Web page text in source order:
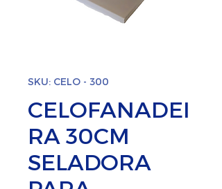
SKU: CELO - 300
CELOFANADEI
RA 30CM
SELADORA